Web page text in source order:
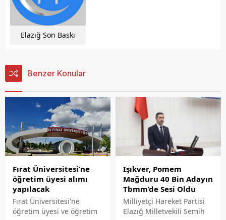
Elazığ Son Baskı
Benzer Konular
Fırat Üniversitesi’ne
öğretim üyesi alımı
yapılacak
Fırat Üniversitesi'ne
öğretim üyesi ve öğretim
Işıkver, Pomem
Mağduru 40 Bin Adayın
Tbmm’de Sesi Oldu
Milliyetçi Hareket Partisi
Elazığ Milletvekili Semih